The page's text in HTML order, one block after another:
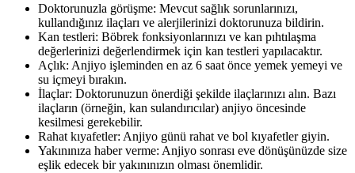
Doktorunuzla görüşme: Mevcut sağlık sorunlarınızı,
kullandığınız ilaçları ve alerjilerinizi doktorunuza bildirin.
Kan testleri: Böbrek fonksiyonlarınızı ve kan pıhtılaşma
değerlerinizi değerlendirmek için kan testleri yapılacaktır.
Açlık: Anjiyo işleminden en az 6 saat önce yemek yemeyi ve
su içmeyi bırakın.
İlaçlar: Doktorunuzun önerdiği şekilde ilaçlarınızı alın. Bazı
ilaçların (örneğin, kan sulandırıcılar) anjiyo öncesinde
kesilmesi gerekebilir.
Rahat kıyafetler: Anjiyo günü rahat ve bol kıyafetler giyin.
Yakınınıza haber verme: Anjiyo sonrası eve dönüşünüzde size
eşlik edecek bir yakınınızın olması önemlidir.